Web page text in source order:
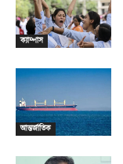
ক্যাম্পাস
আন্তর্জাতিক